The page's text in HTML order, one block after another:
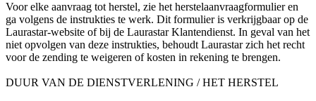
Voor elke aanvraag tot herstel, zie het herstelaanvraagformulier en
ga volgens de instrukties te werk. Dit formulier is verkrijgbaar op de
Laurastar-website of bij de Laurastar Klantendienst. In geval van het
niet opvolgen van deze instrukties, behoudt Laurastar zich het recht
voor de zending te weigeren of kosten in rekening te brengen.
DUUR VAN DE DIENSTVERLENING / HET HERSTEL